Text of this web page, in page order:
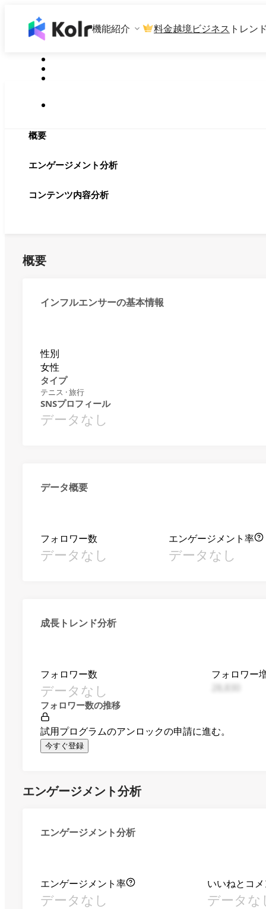
機能紹介 料金越境ビジネス トレン
概要
エンゲージメント分析
コンテンツ内容分析
概要
インフルエンサーの基本情報
性別
女性
タイプ
テニス · 旅行
SNSプロフィール
データなし
データ概要
フォロワー数
データなし
エンゲージメント率
データなし
成長トレンド分析
フォロワー数
データなし
フォロワー
フォロワー数の推移
試用プログラムのアンロックの申請に進む。
今すぐ登録
エンゲージメント分析
エンゲージメント分析
エンゲージメント率
データなし
いいねとコ
データな